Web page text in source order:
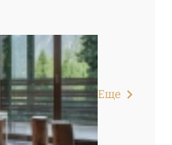
Еще